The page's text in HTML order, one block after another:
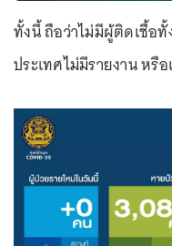
ทั้งนี้ ถือว่าไม่มีผู้ติดเชื้อ
ประเทศไม่มีรายงาน หรื